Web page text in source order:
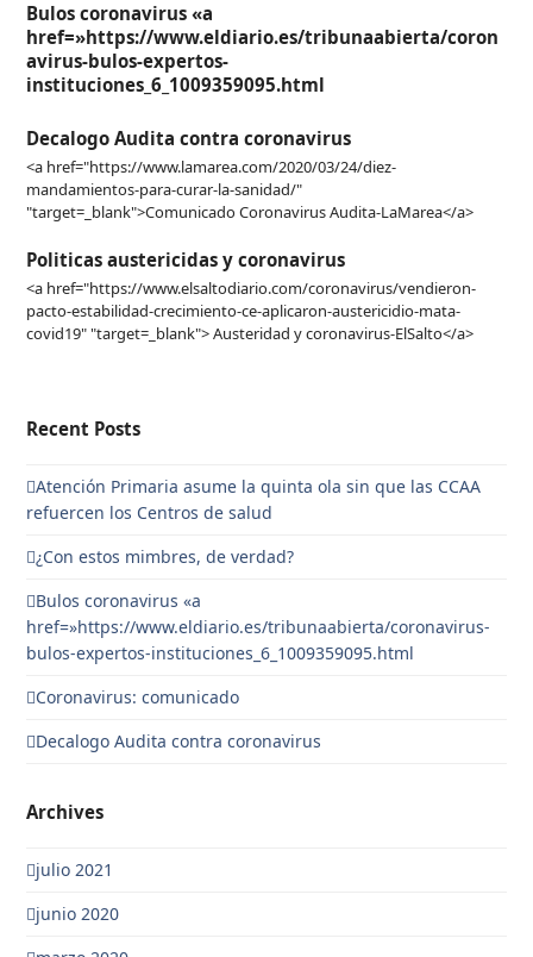
Bulos coronavirus «a
href=»https://www.eldiario.es/tribunaabierta/coron
avirus-bulos-expertos-
instituciones_6_1009359095.html
Decalogo Audita contra coronavirus
<a href="https://www.lamarea.com/2020/03/24/diez-
mandamientos-para-curar-la-sanidad/"
"target=_blank">Comunicado Coronavirus Audita-LaMarea</a>
Politicas austericidas y coronavirus
<a href="https://www.elsaltodiario.com/coronavirus/vendieron-
pacto-estabilidad-crecimiento-ce-aplicaron-austericidio-mata-
covid19" "target=_blank"> Austeridad y coronavirus-ElSalto</a>
Recent Posts
Atención Primaria asume la quinta ola sin que las CCAA
refuercen los Centros de salud
¿Con estos mimbres, de verdad?
Bulos coronavirus «a
href=»https://www.eldiario.es/tribunaabierta/coronavirus-
bulos-expertos-instituciones_6_1009359095.html
Coronavirus: comunicado
Decalogo Audita contra coronavirus
Archives
julio 2021
junio 2020